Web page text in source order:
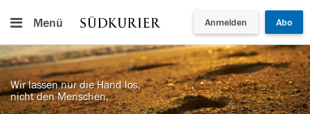
Menü Anmelden Abo
Wir lassen nur die Hand los,
nicht den Menschen.